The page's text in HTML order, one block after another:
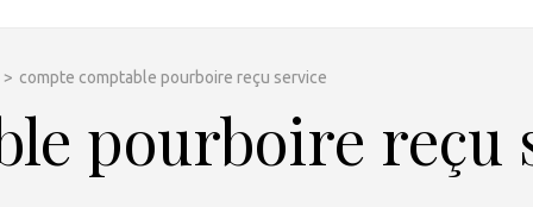
> compte comptable pourboire reçu service
pourboire reçu